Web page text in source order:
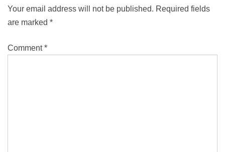
Your email address will not be published. Required fields
are marked *
Comment*